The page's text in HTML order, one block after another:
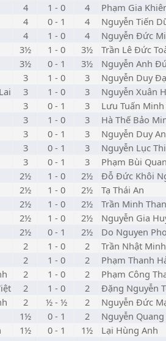
4 1 - 0 4 Phạm Gia
4 0 - 1 4 Nguyễn Tiến
4 1 - 0 4 Nguyễn Đức
3½ 1 - 0 3½ Trần Lê Đức
3½ 0 - 1 3½ Nguyễn Anh
3 1 - 0 3 Nguyễn Duy
3 1 - 0 3 Nguyễn Xuân
3 0 - 1 3 Lưu Tuấn Minh
3 1 - 0 3 Hà Thế Bảo
3 0 - 1 3 Nguyễn Duy
3 0 - 1 3 Nguyễn Lục
3 0 - 1 3 Phạm Bùi
2½ 1 - 0 2½ Đỗ Đức Khôi
2½ 1 - 0 2½ Tạ Thái An
2½ 1 - 0 2½ Trần Minh
2½ 1 - 0 2½ Nguyễn Gia
2½ 0 - 1 2½ Do Nguyen
2 1 - 0 2 Trần Nhật Minh
2 1 - 0 2 Phạm Thanh
2 1 - 0 2 Phạm Công
2 1 - 0 2 Đặng Nguyễn
2 ½ - ½ 2 Nguyễn Đức
1½ 0 - 1 2 Nguyễn Quang
1½ 0 - 1 1½ Lại Hùng Anh